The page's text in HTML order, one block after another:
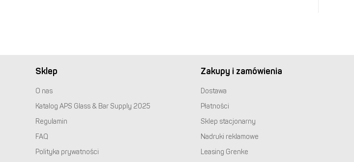
Sklep
O nas
Katalog APS Glass & Bar Supply 2025
Regulamin
FAQ
Polityka prywatności
Zakupy i zamówienia
Dostawa
Płatności
Sklep stacjonarny
Nadruki reklamowe
Leasing Grenke